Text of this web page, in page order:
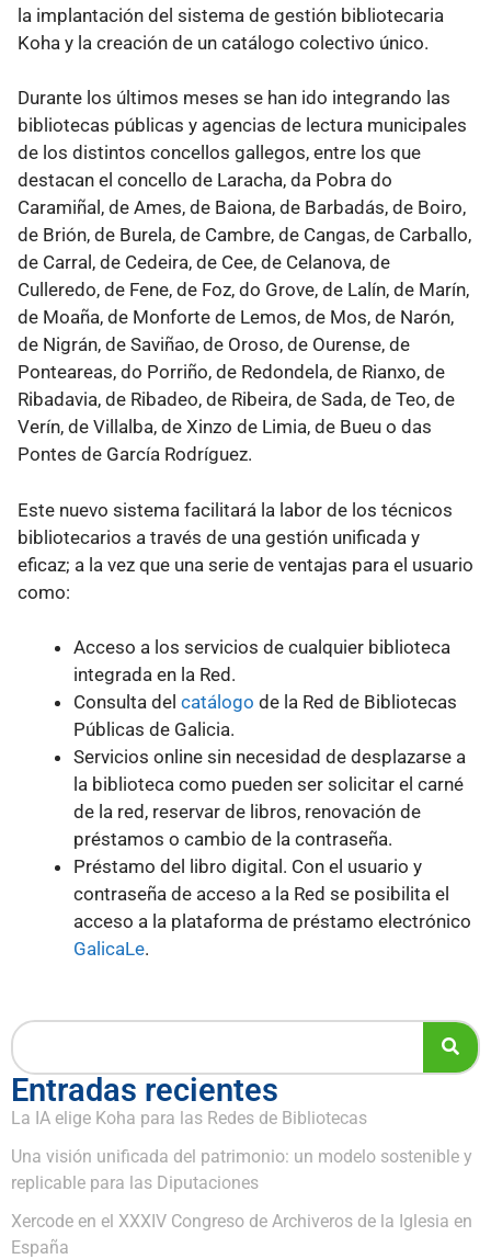
la implantación del sistema de gestión bibliotecaria
Koha y la creación de un catálogo colectivo único.
Durante los últimos meses se han ido integrando las
bibliotecas públicas y agencias de lectura municipales
de los distintos concellos gallegos, entre los que
destacan el concello de Laracha, da Pobra do
Caramiñal, de Ames, de Baiona, de Barbadás, de Boiro,
de Brión, de Burela, de Cambre, de Cangas, de Carballo,
de Carral, de Cedeira, de Cee, de Celanova, de
Culleredo, de Fene, de Foz, do Grove, de Lalín, de Marín,
de Moaña, de Monforte de Lemos, de Mos, de Narón,
de Nigrán, de Saviñao, de Oroso, de Ourense, de
Ponteareas, do Porriño, de Redondela, de Rianxo, de
Ribadavia, de Ribadeo, de Ribeira, de Sada, de Teo, de
Verín, de Villalba, de Xinzo de Limia, de Bueu o das
Pontes de García Rodríguez.
Este nuevo sistema facilitará la labor de los técnicos
bibliotecarios a través de una gestión unificada y
eficaz; a la vez que una serie de ventajas para el usuario
como:
Acceso a los servicios de cualquier biblioteca
integrada en la Red.
Consulta del catálogo de la Red de Bibliotecas
Públicas de Galicia.
Servicios online sin necesidad de desplazarse a
la biblioteca como pueden ser solicitar el carné
de la red, reservar de libros, renovación de
préstamos o cambio de la contraseña.
Préstamo del libro digital. Con el usuario y
contraseña de acceso a la Red se posibilita el
acceso a la plataforma de préstamo electrónico
GalicaLe.
Entradas recientes
La IA elige Koha para las Redes de Bibliotecas
Una visión unificada del patrimonio: un modelo sostenible y
replicable para las Diputaciones
Xercode en el XXXIV Congreso de Archiveros de la Iglesia en
España